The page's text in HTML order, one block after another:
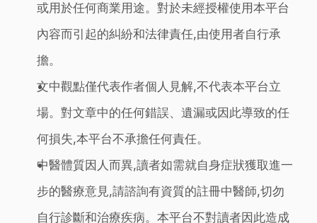
或用於任何商業用途。對於未經授權使用本平台
內容而引起的糾紛和法律責任,由使用者自行承
擔。
文中觀點僅代表作者個人見解,不代表本平台立
場。對文章中的任何錯誤、遺漏或因此導致的任
何損失,本平台不承擔任何責任。
中醫體質因人而異,讀者如需就自身症狀獲取進一
步的醫療意見,請諮詢有資質的註冊中醫師,切勿
自行診斷和治療疾病。本平台不對讀者因此造成